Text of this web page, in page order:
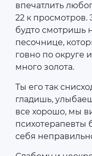
впечатлить
22 к просмотров.
будто смотришь
песочнице,
говно по округе
много золота.
Ты его так
гладишь,
все хорошо, мы
психотерапевты
себя